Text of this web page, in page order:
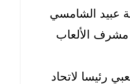
عبيد الشامسي
الألعاب
رئيسا لاتحاد